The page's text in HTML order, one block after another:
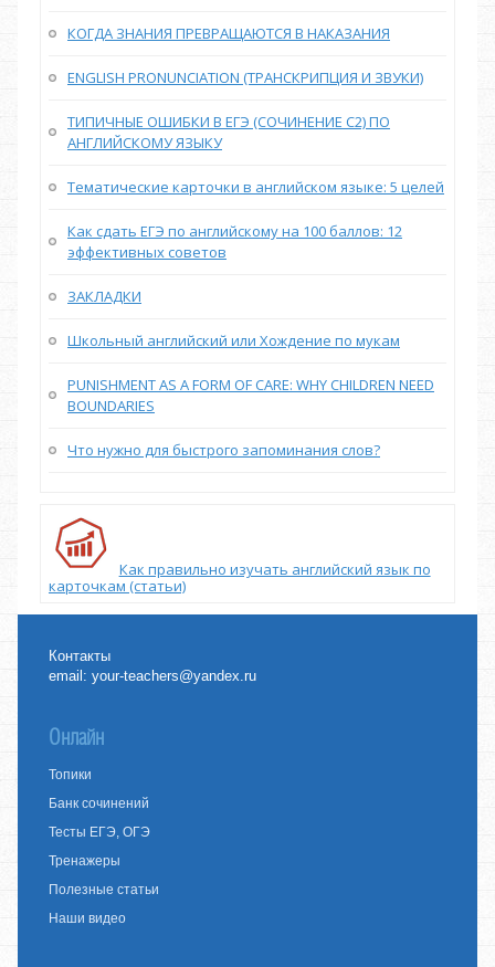
КОГДА ЗНАНИЯ ПРЕВРАЩАЮТСЯ В НАКАЗАНИЯ
ENGLISH PRONUNCIATION (ТРАНСКРИПЦИЯ И ЗВУКИ)
ТИПИЧНЫЕ ОШИБКИ В ЕГЭ (СОЧИНЕНИЕ С2) ПО
АНГЛИЙСКОМУ ЯЗЫКУ
Тематические карточки в английском языке: 5 целей
Как сдать ЕГЭ по английскому на 100 баллов: 12
эффективных советов
ЗАКЛАДКИ
Школьный английский или Хождение по мукам
PUNISHMENT AS A FORM OF CARE: WHY CHILDREN NEED
BOUNDARIES
Что нужно для быстрого запоминания слов?
Как правильно изучать английский язык по
карточкам (статьи)
Контакты
email:your-teachers@yandex.ru
Онлайн
Топики
Банк сочинений
Тесты ЕГЭ, ОГЭ
Тренажеры
Полезные статьи
Наши видео